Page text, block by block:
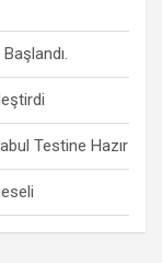
Testine Hazır